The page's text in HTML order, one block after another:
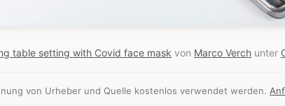
table setting with Covid face mask von Marco Verch unter
von Urheber und Quelle kostenlos verwendet werden.